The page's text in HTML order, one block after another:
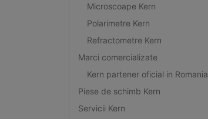
Microscoape Kern
Polarimetre Kern
Refractometre Kern
Marci comercializate
Kern partener oficial in Romania
Piese de schimb Kern
Servicii Kern